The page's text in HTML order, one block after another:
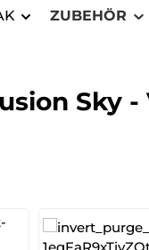
ZUBEHÖR
Sky -